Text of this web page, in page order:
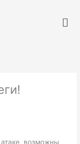
возможны